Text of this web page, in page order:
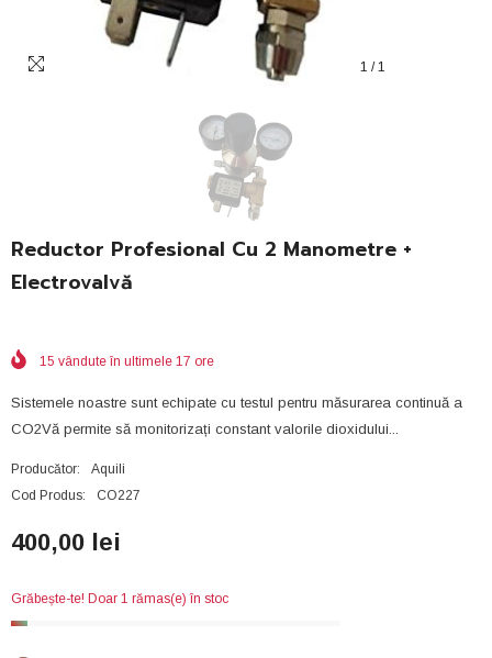
1 / 1
Reductor Profesional Cu 2 Manometre +
Electrovalvă
15 vândute în ultimele 17 ore
Sistemele noastre sunt echipate cu testul pentru măsurarea continuă a
CO2Vă permite să monitorizați constant valorile dioxidului...
Producător:
Aquili
Cod Produs:
CO227
400,00 lei
Grăbește-te! Doar 1 rămas(e) în stoc